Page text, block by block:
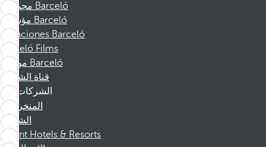
مجموعة Barceló
مؤسسة Barceló
Vacaciones Barceló
Barceló Films
موظفو Barceló
قناة الشكوى
الشركات
المنخرطين
الشركاء
Dorint Hotels & Resorts